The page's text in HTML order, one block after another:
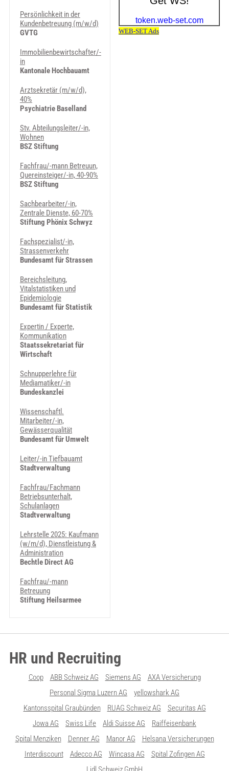
Persönlichkeit in der
Kundenbetreuung (m/w/d)
GVTG
Immobilienbewirtschafter/-
in
Kantonale Hochbauamt
Arztsekretär (m/w/d),
40%
Psychiatrie Baselland
Stv. Abteilungsleiter/-in,
Wohnen
BSZ Stiftung
Fachfrau/-mann Betreuun,
Quereinsteiger/-in, 40-90%
BSZ Stiftung
Sachbearbeiter/-in,
Zentrale Dienste, 60-70%
Stiftung Phönix Schwyz
Fachspezialist/-in,
Strassenverkehr
Bundesamt für Strassen
Bereichsleitung,
Vitalstatistiken und
Epidemiologie
Bundesamt für Statistik
Expertin / Experte,
Kommunikation
Staatssekretariat für
Wirtschaft
Schnupperlehre für
Mediamatiker/-in
Bundeskanzlei
Wissenschaftl.
Mitarbeiter/-in,
Gewässerqualität
Bundesamt für Umwelt
Leiter/-in Tiefbauamt
Stadtverwaltung
Fachfrau/Fachmann
Betriebsunterhalt,
Schulanlagen
Stadtverwaltung
Lehrstelle 2025: Kaufmann
(w/m/d), Dienstleistung &
Administration
Bechtle Direct AG
Fachfrau/-mann
Betreuung
Stiftung Heilsarmee
HR und Recruiting
Coop ABB Schweiz AG Siemens AG
AXA Versicherung
Personal Sigma Luzern AG
yellowshark AG
Kantonsspital Graubünden
RUAG Schweiz AG
Securitas AG
Jowa AG
Swiss Life Aldi Suisse AG
Raiffeisenbank
Spital Menziken
Denner AG Manor AG
Helsana Versicherungen
Interdiscount
Adecco AG Wincasa AG
Spital Zofingen AG